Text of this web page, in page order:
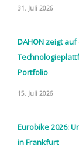
31. Juli 2026
DAHON zeigt auf
Portfolio
15. Juli 2026
Eurobike 2026:
in Frankfurt